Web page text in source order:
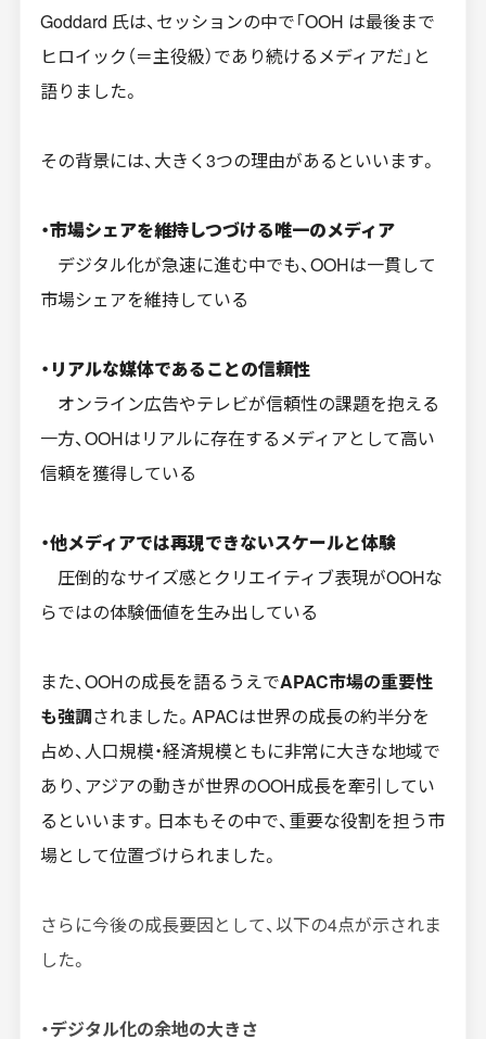
Goddard 氏は、セッションの中で「OOH は最後まで
ヒロイック（＝主役級）であり続けるメディアだ」と
語りました。
その背景には、大きく3つの理由があるといいます。
・市場シェアを維持しつづける唯一のメディア
デジタル化が急速に進む中でも、OOHは一貫して
市場シェアを維持している
・リアルな媒体であることの信頼性
オンライン広告やテレビが信頼性の課題を抱える
一方、OOHはリアルに存在するメディアとして高い
信頼を獲得している
・他メディアでは再現できないスケールと体験
圧倒的なサイズ感とクリエイティブ表現がOOHな
らではの体験価値を生み出している
また、OOHの成長を語るうえでAPAC市場の重要性
も強調されました。APACは世界の成長の約半分を
占め、人口規模・経済規模ともに非常に大きな地域で
あり、アジアの動きが世界のOOH成長を牽引してい
るといいます。日本もその中で、重要な役割を担う市
場として位置づけられました。
さらに今後の成長要因として、以下の4点が示されま
した。
・デジタル化の余地の大きさ